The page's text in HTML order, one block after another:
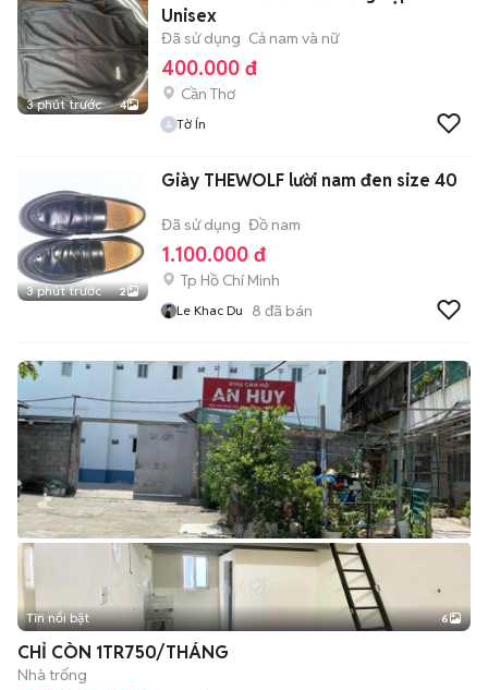
3 phút trước 4
Unisex
Đã sử dụng Cả nam và nữ
400.000 đ
Cần Thơ
Tờ Ín
3 phút trước 2
Giày THEWOLF lười nam đen size 40
Đã sử dụng Đồ nam
1.100.000 đ
Tp Hồ Chí Minh
Le Khac Du 8 đã bán
+2
Tin nổi bật 6
CHỈ CÒN 1TR750/THÁNG
Nhà trống